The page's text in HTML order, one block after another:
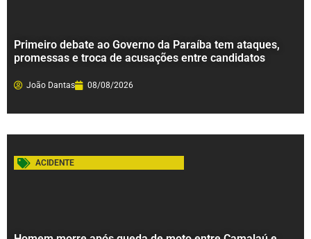
Primeiro debate ao Governo da Paraíba tem ataques,
promessas e troca de acusações entre candidatos
João Dantas 08/08/2026
ACIDENTE